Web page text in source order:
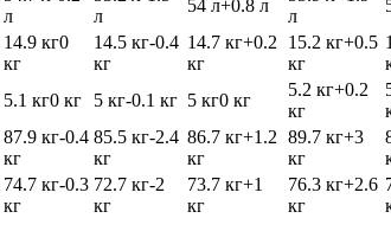
л
л
54 л+0.8 л
л
14.9 кг0
кг
14.5 кг-0.4
кг
14.7 кг+0.2
кг
15.2 кг+0.5
кг
5.1 кг0 кг 5 кг-0.1 кг 5 кг0 кг
5.2 кг+0.2
кг
87.9 кг-0.4
кг
85.5 кг-2.4
кг
86.7 кг+1.2
кг
89.7 кг+3
кг
74.7 кг-0.3
кг
72.7 кг-2
кг
73.7 кг+1
кг
76.3 кг+2.6
кг